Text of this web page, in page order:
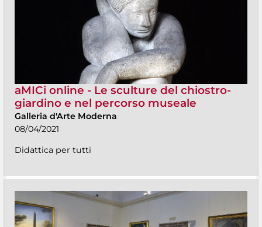
aMICi online - Le sculture del chiostro-
giardino e nel percorso museale
Galleria d'Arte Moderna
08/04/2021
Didattica per tutti